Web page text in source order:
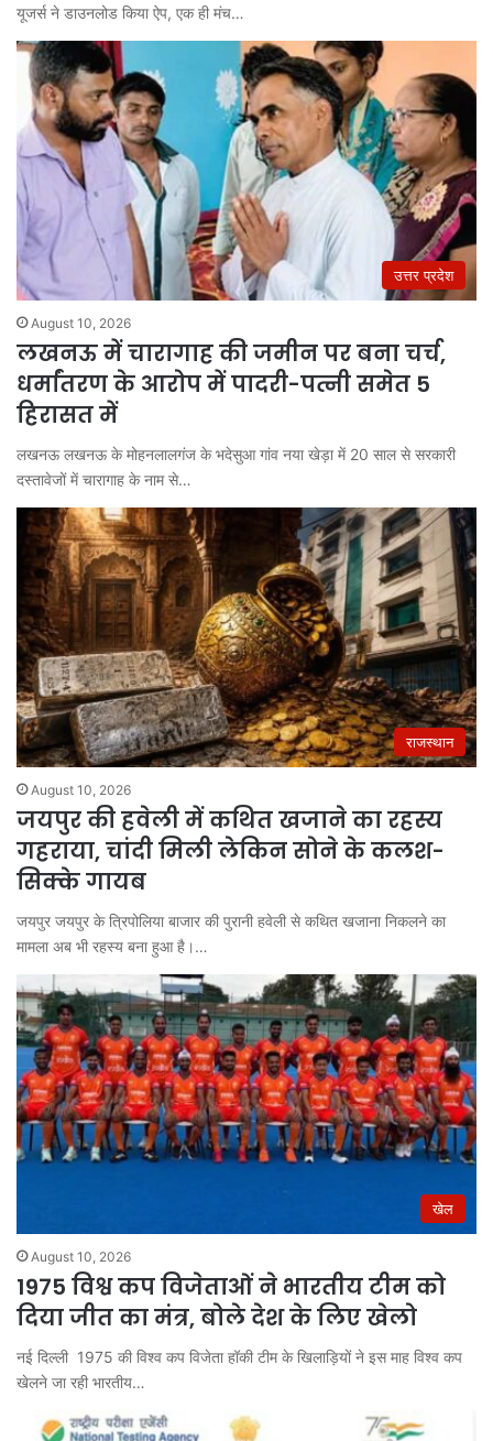
यूजर्स ने डाउनलोड किया ऐप, एक ही मंच…
उत्तर प्रदेश
August 10, 2026
लखनऊ में चारागाह की जमीन पर बना चर्च,
धर्मांतरण के आरोप में पादरी-पत्नी समेत 5
हिरासत में
लखनऊ लखनऊ के मोहनलालगंज के भदेसुआ गांव नया खेड़ा में 20 साल से सरकारी
दस्तावेजों में चारागाह के नाम से…
राजस्थान
August 10, 2026
जयपुर की हवेली में कथित खजाने का रहस्य
गहराया, चांदी मिली लेकिन सोने के कलश-
सिक्के गायब
जयपुर जयपुर के त्रिपोलिया बाजार की पुरानी हवेली से कथित खजाना निकलने का
मामला अब भी रहस्य बना हुआ है।…
खेल
August 10, 2026
1975 विश्व कप विजेताओं ने भारतीय टीम को
दिया जीत का मंत्र, बोले देश के लिए खेलो
नई दिल्ली 1975 की विश्व कप विजेता हॉकी टीम के खिलाड़ियों ने इस माह विश्व कप
खेलने जा रही भारतीय…